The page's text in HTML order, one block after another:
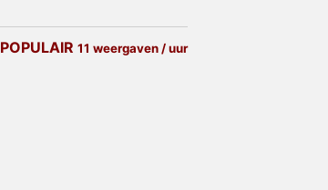
POPULAIR 11 weergaven / uur